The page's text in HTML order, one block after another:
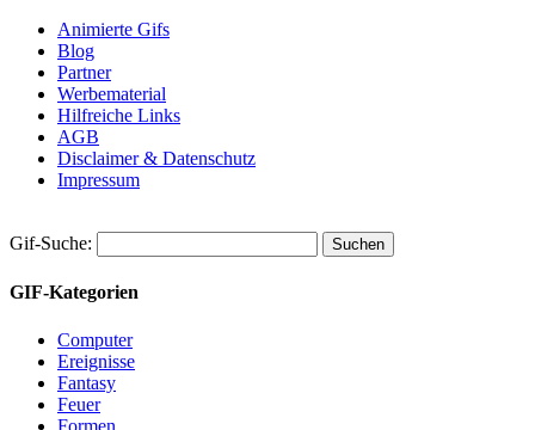
Animierte Gifs
Blog
Partner
Werbematerial
Hilfreiche Links
AGB
Disclaimer & Datenschutz
Impressum
Gif-Suche:
GIF-Kategorien
Computer
Ereignisse
Fantasy
Feuer
Formen